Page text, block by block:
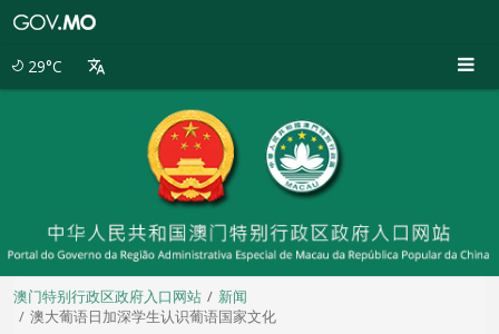
29°C
澳门特别行政区政府入口网站
新闻
澳大葡语日加深学生认识葡语国家文化